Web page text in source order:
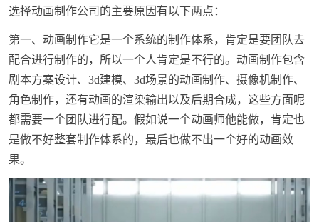
选择动画制作公司的主要原因有以下两点：
第一、动画制作它是一个系统的制作体系，肯定是要团队去
配合进行制作的，所以一个人肯定是不行的。动画制作包含
剧本方案设计、3d建模、3d场景的动画制作、摄像机制作、
角色制作，还有动画的渲染输出以及后期合成，这些方面呢
都需要一个团队进行配。假如说一个动画师他能做，肯定也
是做不好整套制作体系的，最后也做不出一个好的动画效
果。